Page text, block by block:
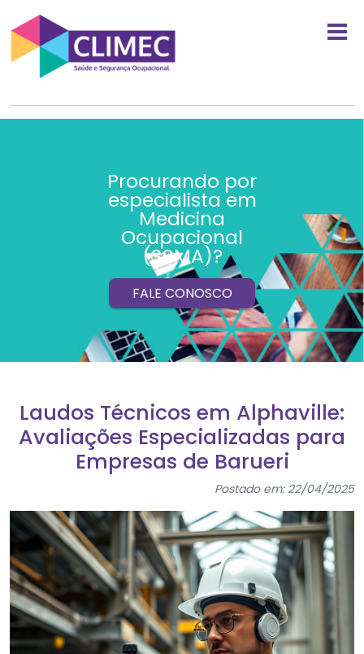
Procurando por
especialista em
Medicina
Ocupacional
(SSMA)?
FALE CONOSCO
Laudos Técnicos em Alphaville:
Avaliações Especializadas para
Empresas de Barueri
Postado em: 22/04/2025